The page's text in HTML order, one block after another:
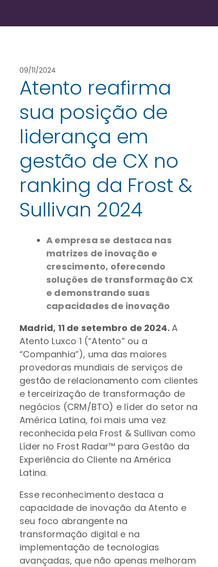
09/11/2024
Atento reafirma
sua posição de
liderança em
gestão de CX no
ranking da Frost &
Sullivan 2024
A empresa se destaca nas
matrizes de inovação e
crescimento, oferecendo
soluções de transformação CX
e demonstrando suas
capacidades de inovação
Madrid, 11 de setembro de 2024.A
Atento Luxco 1 (“Atento” ou a
“Companhia”), uma das maiores
provedoras mundiais de serviços de
gestão de relacionamento com clientes
e terceirização de transformação de
negócios (CRM/BTO) e líder do setor na
América Latina, foi mais uma vez
reconhecida pela Frost & Sullivan como
Líder no Frost Radar™ para Gestão da
Experiência do Cliente na América
Latina.
Esse reconhecimento destaca a
capacidade de inovação da Atento e
seu foco abrangente na
transformação digital e na
implementação de tecnologias
avançadas, que não apenas melhoram